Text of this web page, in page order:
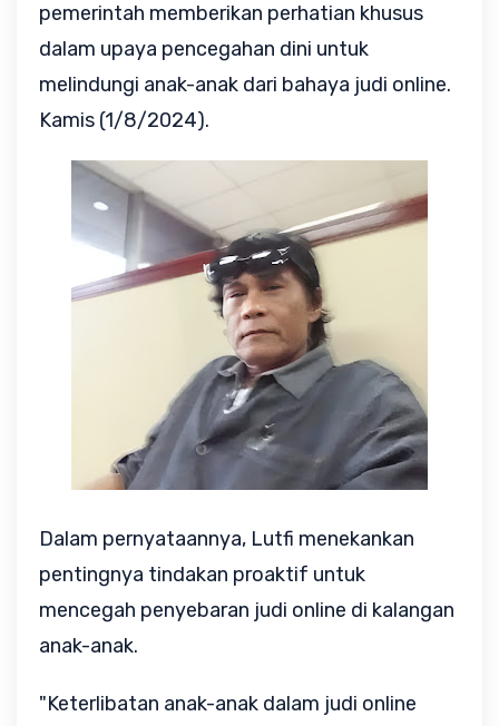
pemerintah memberikan perhatian khusus
dalam upaya pencegahan dini untuk
melindungi anak-anak dari bahaya judi online.
Kamis (1/8/2024).
Dalam pernyataannya, Lutfi menekankan
pentingnya tindakan proaktif untuk
mencegah penyebaran judi online di kalangan
anak-anak.
"Keterlibatan anak-anak dalam judi online